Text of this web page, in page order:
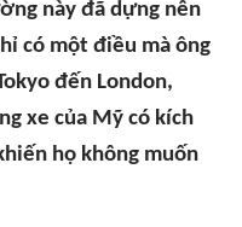
này đã dựng nên
có một điều mà ông
đến London,
xe của Mỹ có kích
họ không muốn